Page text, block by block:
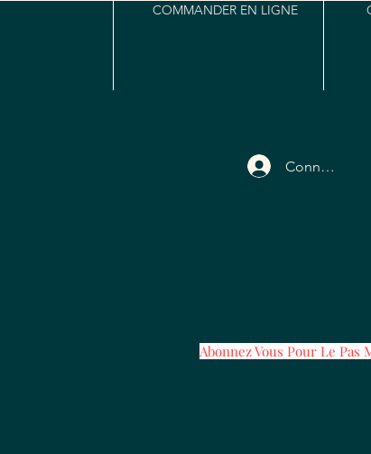
COMMANDER EN LIGNE
Connexion
Abonnez Vous Pour Le Pas